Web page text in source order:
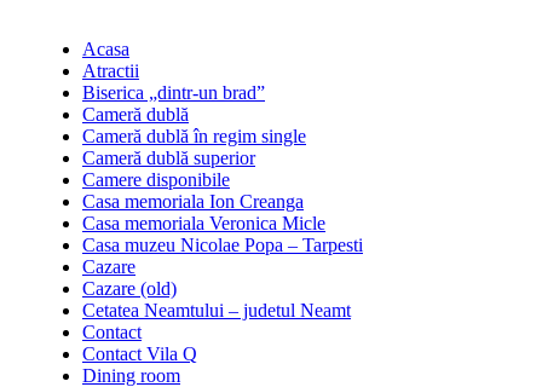
Acasa
Atractii
Biserica „dintr-un brad”
Cameră dublă
Cameră dublă în regim single
Cameră dublă superior
Camere disponibile
Casa memoriala Ion Creanga
Casa memoriala Veronica Micle
Casa muzeu Nicolae Popa – Tarpesti
Cazare
Cazare (old)
Cetatea Neamtului – judetul Neamt
Contact
Contact Vila Q
Dining room